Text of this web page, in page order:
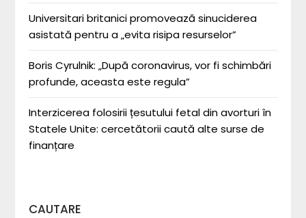
Universitari britanici promovează sinuciderea
asistată pentru a „evita risipa resurselor”
Boris Cyrulnik: „După coronavirus, vor fi schimbări
profunde, aceasta este regula”
Interzicerea folosirii țesutului fetal din avorturi în
Statele Unite: cercetătorii caută alte surse de
finanțare
CAUTARE